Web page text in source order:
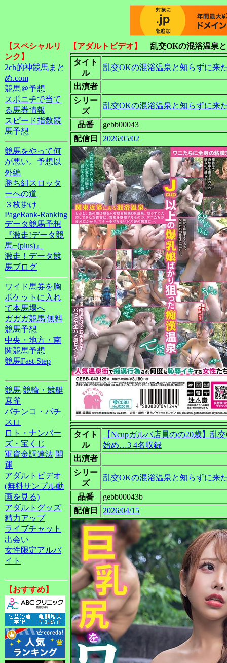
【スペシャルリ
ンク】
2ch的神競馬まと
め.com
競馬＠予想
スポニチで当て
る馬券情報
スピード指数競
馬予想
競馬をやって何
が悪い。予想以
外編
勝ち組スロッタ
ーへの道
３枚掛け
PageRank-Ranking
データ競馬予想
『激走!データ競
馬+(plus)』
激走！データ競
馬ブログ
ワイド馬券を胸
ポケットに入れ
て本馬場へ
ガガガ競馬|無料
競馬予想
中央・地方・南
関競馬予想
競馬Fast-Step
競馬 競輪・競艇
麻雀
パチンコ・パチ
スロ
ロト・ナンバー
ズ・宝くじ
軍資金調達法 開
運
アダルトビデオ
(無料サンプル動
画を見る)
アダルトグッズ
精力アップ
ライブチャット
出会い
女性限定アルバ
イト
【おすすめ】
【アダルトビデオ】
乱交OKの混浴温泉
タイト
ル
乱交OKの混浴温泉と知らずに来
出演者
シリー
ズ
乱交OKの混浴温泉と知らずに来
品番
gebb00043
配信日
2026/05/02
タイト
ル
【Ncupガルバ店員のの20歳】乱
始め…3 4名収録
出演者
シリー
ズ
乱交OKの混浴温泉と知らずに来
品番
gebb00043b
配信日
2026/04/15